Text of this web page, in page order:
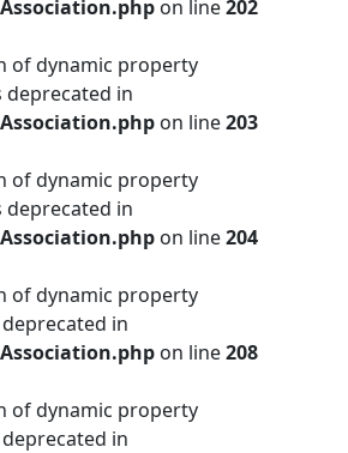
on line202
of dynamic property
deprecated in
on line203
of dynamic property
deprecated in
on line204
of dynamic property
in
on line208
of dynamic property
in